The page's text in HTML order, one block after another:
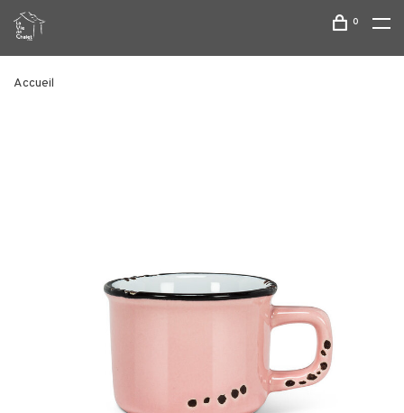
0
Accueil